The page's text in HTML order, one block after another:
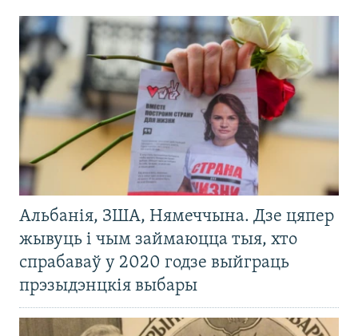
Альбанія, ЗША, Нямеччына. Дзе цяпер
жывуць і чым займаюцца тыя, хто
спрабаваў у 2020 годзе выйграць
прэзыдэнцкія выбары